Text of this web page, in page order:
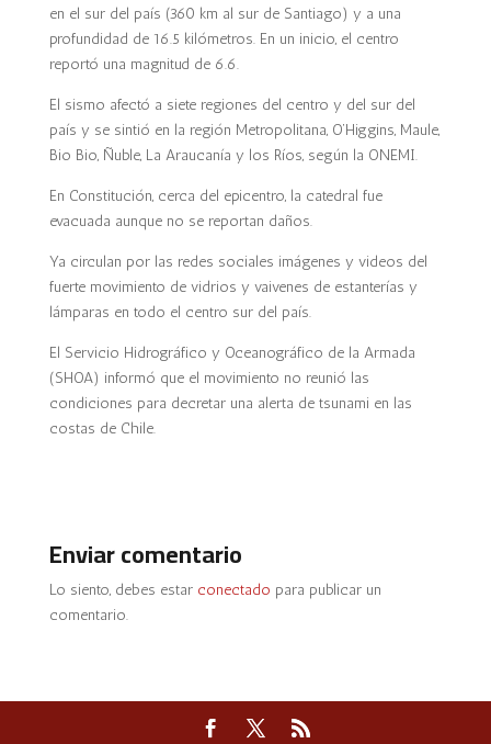
en el sur del país (360 km al sur de Santiago) y a una
profundidad de 16.5 kilómetros. En un inicio, el centro
reportó una magnitud de 6.6.
El sismo afectó a siete regiones del centro y del sur del
país y se sintió en la región Metropolitana, O’Higgins, Maule,
Bio Bio, Ñuble, La Araucanía y los Ríos, según la ONEMI.
En Constitución, cerca del epicentro, la catedral fue
evacuada aunque no se reportan daños.
Ya circulan por las redes sociales imágenes y videos del
fuerte movimiento de vidrios y vaivenes de estanterías y
lámparas en todo el centro sur del país.
El Servicio Hidrográfico y Oceanográfico de la Armada
(SHOA) informó que el movimiento no reunió las
condiciones para decretar una alerta de tsunami en las
costas de Chile.
Enviar comentario
Lo siento, debes estar conectado para publicar un
comentario.